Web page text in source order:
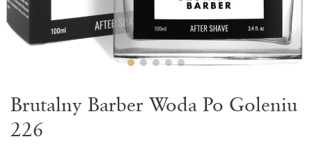
Brutalny Barber Woda Po Goleniu
226